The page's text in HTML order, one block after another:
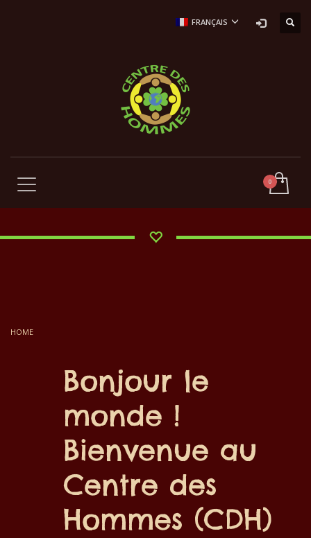
FRANÇAIS
HOME
Bonjour le
monde !
Bienvenue au
Centre des
Hommes (CDH)